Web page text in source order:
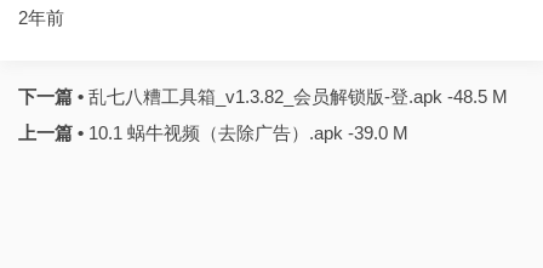
2年前
下一篇 • 乱七八糟工具箱_v1.3.82_会员解锁版-登.apk -48.5 M
上一篇 • 10.1 蜗牛视频（去除广告）.apk -39.0 M